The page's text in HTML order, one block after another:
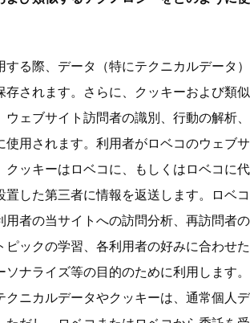
る際、データ（特にテクニカルデータ）
存されます。さらに、クッキーおよび類似
ェブサイト訪問者の識別、行動の解析、
使用されます。利用者がロベコのウェブサ
クッキーはロベコに、もしくはロベコに代
置した第三者に情報を返送します。ロベコ
用者の当サイトへの訪問分析、再訪問者の
ピックの学習、各利用者の好みに合わせた
ナライズ等の目的のために利用します。
クニカルデータやクッキーは、通常個人デ